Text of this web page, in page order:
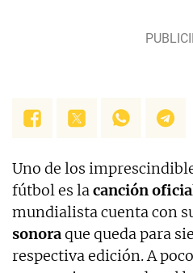
Uno de los
fútbol es lacanción
mundialista cuenta con
sonoraque queda para
respectiva edición. A